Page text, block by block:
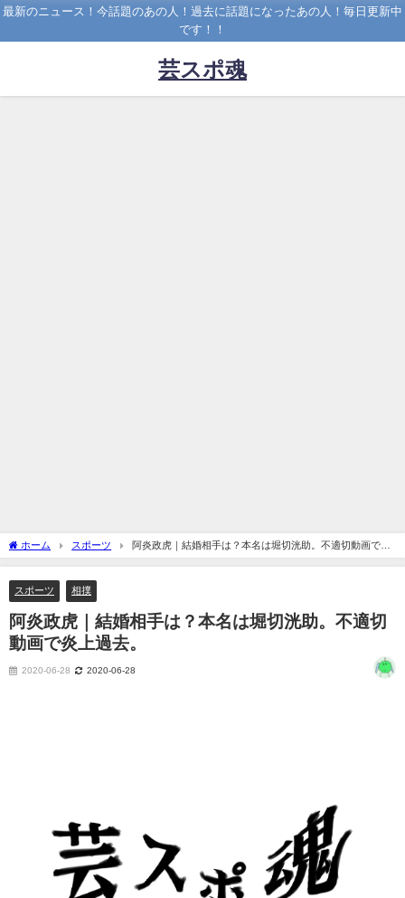
最新のニュース！今話題のあの人！過去に話題になったあの人！毎日更新中
です！！
芸スポ魂
ホーム スポーツ
阿炎政虎｜結婚相手は？本名は堀切洸助。不適切動画で炎
上過去。
スポーツ 相撲
阿炎政虎｜結婚相手は？本名は堀切洸助。不適切
動画で炎上過去。
2020-06-28 2020-06-28